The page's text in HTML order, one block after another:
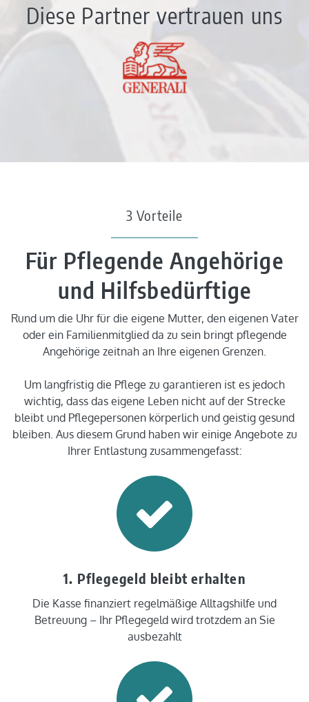
Diese Partner vertrauen uns
3 Vorteile
Für Pflegende Angehörige
und Hilfsbedürftige
Rund um die Uhr für die eigene Mutter, den eigenen Vater
oder ein Familienmitglied da zu sein bringt pflegende
Angehörige zeitnah an Ihre eigenen Grenzen.
Um langfristig die Pflege zu garantieren ist es jedoch
wichtig, dass das eigene Leben nicht auf der Strecke
bleibt und Pflegepersonen körperlich und geistig gesund
bleiben. Aus diesem Grund haben wir einige Angebote zu
Ihrer Entlastung zusammengefasst:
1. Pflegegeld bleibt erhalten
Die Kasse finanziert regelmäßige Alltagshilfe und
Betreuung – Ihr Pflegegeld wird trotzdem an Sie
ausbezahlt